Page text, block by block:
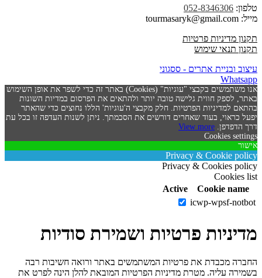
טלפון: 052-8346306
מייל: tourmasaryk@gmail.com
תקנון מדיניות פרטיות
תקנון תנאי שימוש
עיצוב ובניית אתרים - ססגוני
Whatsapp
אנו משתמשים בקבצי "עוגיות" (Cookies) באתר זה כדי לשפר את אופן השימוש
באתר, לספק חווית גלישה טובה יותר ולהתאים את הפרסום במדיות השונות
בהתאם למדיניות הפרטיות. חלק מקבצי ה'עוגיות' הללו נחוצים כדי שהאתר
יפעל כראוי, בעוד שאחרים דורשים את הסכמתך. ניתן לשנות העדפה זו בכל עת
דרך הדפדפן. View more
Cookies settings
אישור
Privacy & Cookie policy
Privacy & Cookies policy
Cookies list
Cookie name
Active
icwp-wpsf-notbot
מדיניות פרטיות ושמירת סודיות
החברה מכבדת את פרטיות המשתמשים באתר ורואה חשיבות רבה
בשמירה עליה. מטרת מדיניות הפרטיות המובאת להלן הינה לפרט את